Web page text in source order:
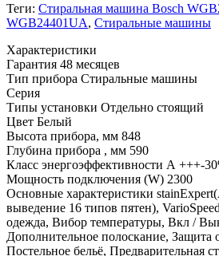
Теги: Стиральная машина Bosch
WGB24401UA, Стиральные машины
Xарактеристики
Гарантия 48 месяцев
Тип прибора Стиральные машины
Серия
Типы установки Отдельно стоящий
Цвет Белый
Высота прибора, мм 848
Глубина прибора , мм 590
Класс энергоэффективности А +++-
Мощность подключения (W) 2300
Основные характеристики
выведение 16 типов пятен),
одежда, Вибор температуры, Вкл /
Дополнительное полоскание, Защита
Постельное бельё, Предварительная